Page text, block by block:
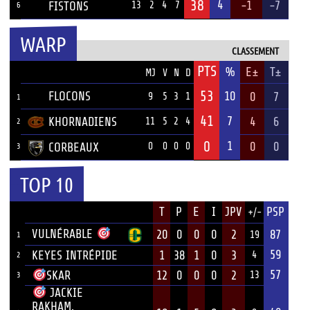
6 FISTONS 13 2 4 7 38 4 -1 -7
CLASSEMENT
WARP
MJ V N D PTS % E± T±
1 FLOCONS 9 5 3 1 53 10 0 7
2 KHORNADIENS 11 5 2 4 41 7 4 6
3 CORBEAUX 0 0 0 0 0 1 0 0
TOP 10
T P E I JPV +/- PSP
1 VULNÉRABLE 20 0 0 0 2 19 87
2 KEYES INTRÉPIDE 1 38 1 0 3 4 59
3 SKAR 12 0 0 0 2 13 57
JACKIE
RAKHAM,